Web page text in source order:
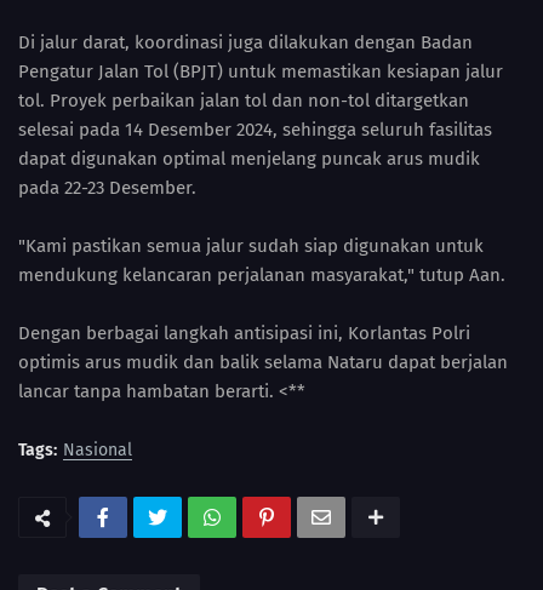
Di jalur darat, koordinasi juga dilakukan dengan Badan
Pengatur Jalan Tol (BPJT) untuk memastikan kesiapan jalur
tol. Proyek perbaikan jalan tol dan non-tol ditargetkan
selesai pada 14 Desember 2024, sehingga seluruh fasilitas
dapat digunakan optimal menjelang puncak arus mudik
pada 22-23 Desember.
"Kami pastikan semua jalur sudah siap digunakan untuk
mendukung kelancaran perjalanan masyarakat," tutup Aan.
Dengan berbagai langkah antisipasi ini, Korlantas Polri
optimis arus mudik dan balik selama Nataru dapat berjalan
lancar tanpa hambatan berarti. <**
Tags: Nasional